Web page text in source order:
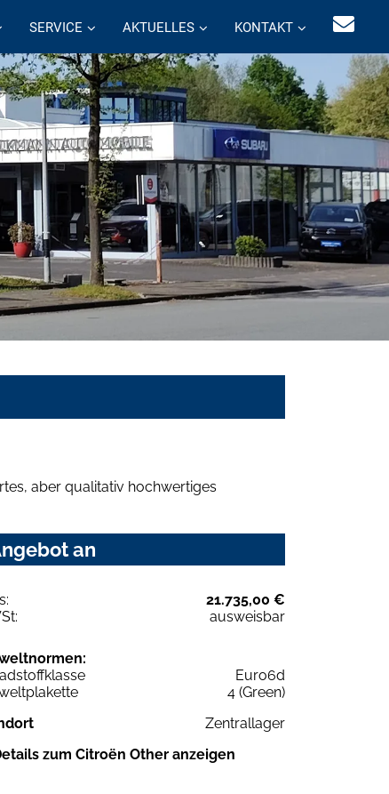
SERVICE AKTUELLES KONTAKT
aber qualitativ hochwertiges
an
21.735,00 €
ausweisbar
Euro6d
4 (Green)
Zentrallager
zum Citroën Other anzeigen